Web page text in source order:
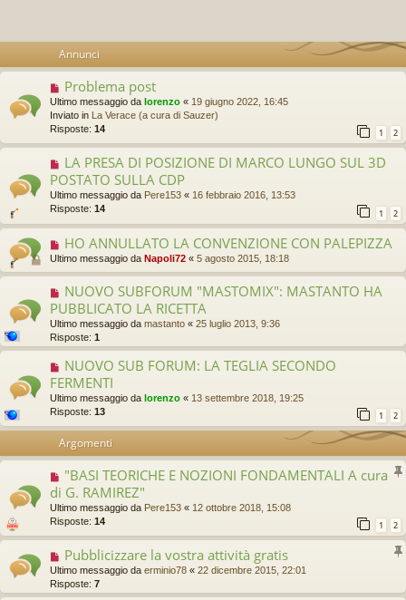
Annunci
Problema post
Ultimo messaggio da lorenzo « 19 giugno 2022, 16:45
Inviato in La Verace (a cura di Sauzer)
Risposte: 14 1 2
LA PRESA DI POSIZIONE DI MARCO LUNGO SUL 3D
POSTATO SULLA CDP
Ultimo messaggio da Pere153 « 16 febbraio 2016, 13:53
Risposte: 14 1 2
HO ANNULLATO LA CONVENZIONE CON PALEPIZZA
Ultimo messaggio da Napoli72 « 5 agosto 2015, 18:18
NUOVO SUBFORUM "MASTOMIX": MASTANTO HA
PUBBLICATO LA RICETTA
Ultimo messaggio da mastanto « 25 luglio 2013, 9:36
Risposte: 1
NUOVO SUB FORUM: LA TEGLIA SECONDO
FERMENTI
Ultimo messaggio da lorenzo « 13 settembre 2018, 19:25
Risposte: 13 1 2
Argomenti
"BASI TEORICHE E NOZIONI FONDAMENTALI A cura
di G. RAMIREZ"
Ultimo messaggio da Pere153 « 12 ottobre 2018, 15:08
Risposte: 14 1 2
Pubblicizzare la vostra attività gratis
Ultimo messaggio da erminio78 « 22 dicembre 2015, 22:01
Risposte: 7